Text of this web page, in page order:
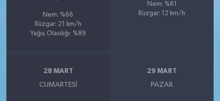
Nem: %66
Rüzgar: 21 km/h
Yağış Olasılığı: %89
Nem: %61
Rüzgar: 12 km/h
28 MART
CUMARTESI
29 MART
PAZAR